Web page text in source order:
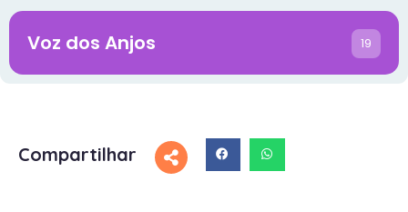
Voz dos Anjos 19
Compartilhar